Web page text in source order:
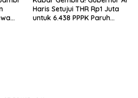
Haris Setujui THR Rp1 Juta
untuk 6.438 PPPK Paruh